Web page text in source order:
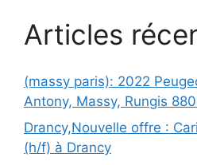
Articles
(massy paris): 2022
Antony, Massy, Rungis
Drancy,Nouvelle offre :
(h/f) à Drancy